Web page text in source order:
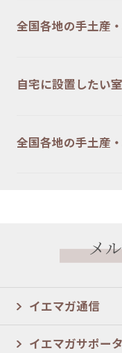
全国各地の手土産
自宅に設置したい
全国各地の手土産
メ
イエマガ通信
イエマガサポー